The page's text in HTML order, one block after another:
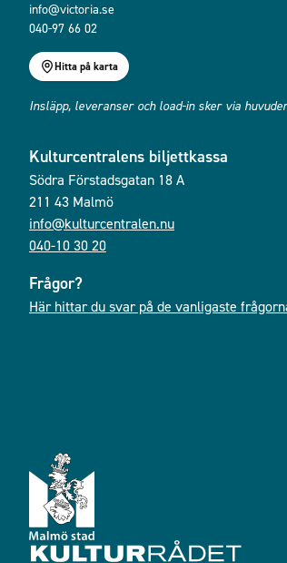
info@victoria.se
040-97 66 02
Hitta på karta
Insläpp, leveranser och load-in sker via
Kulturcentralens biljettkassa
Södra Förstadsgatan 18 A
211 43 Malmö
info@kulturcentralen.nu
040-10 30 20
Frågor?
Här hittar du svar på de vanligaste